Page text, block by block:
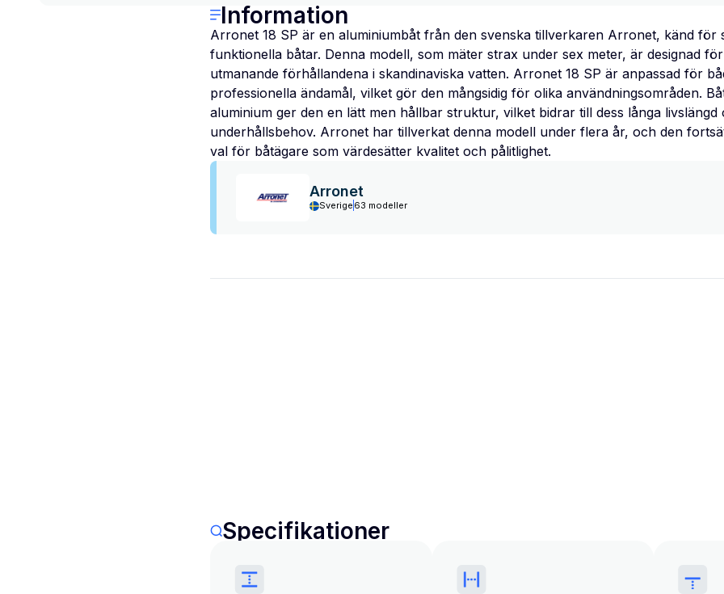
Information
Arronet 18 SP är en aluminiumbåt från den svenska tillverkaren Arronet, känd för
funktionella båtar. Denna modell, som mäter strax under sex meter, är designad
utmanande förhållandena i skandinaviska vatten. Arronet 18 SP är anpassad för
professionella ändamål, vilket gör den mångsidig för olika användningsområden.
aluminium ger den en lätt men hållbar struktur, vilket bidrar till dess långa livslängd
underhållsbehov. Arronet har tillverkat denna modell under flera år, och den
val för båtägare som värdesätter kvalitet och pålitlighet.
Arronet
Sverige 63 modeller
Specifikationer